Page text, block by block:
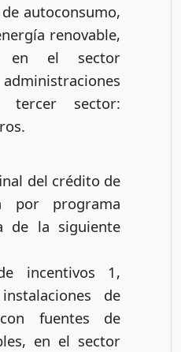
autoconsumo,
renovable,
en el sector
sector:
del crédito de
por programa
de la siguiente
incentivos 1,
de
fuentes de
en el sector